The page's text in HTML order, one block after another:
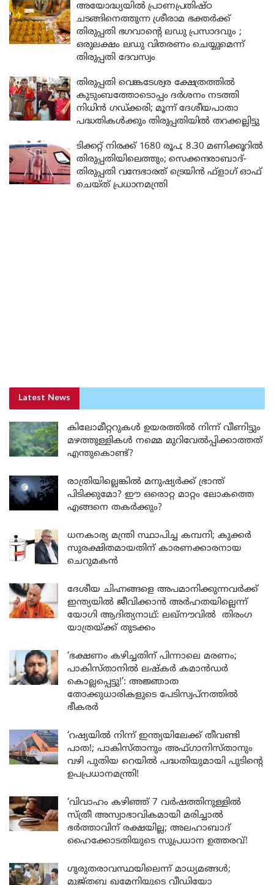
അയോദ്ധ്യയിൽ പ്രാണപ്രതിഷ്ഠ
ചടങ്ങിനെത്തുന്ന ശ്രീരാമ ഭക്തർക്ക്
തിരുപ്പതി ഭഗവാന്റെ ലഡു പ്രസാദവും ;
ഒരുലക്ഷം ലഡു വിതരണം ചെയ്യുമെന്ന്
തിരുപ്പതി ദേവസ്വം
തിരുപ്പതി വെങ്കടേശ്വര ക്ഷേത്രത്തിൽ
കുടുംബത്തോടൊപ്പം ദർശനം നടത്തി
നിധിൻ ഗഡ്ക്കരി; മൂന്ന് ദേശീയപാതാ
പദ്ധതികൾക്കും തിരുപ്പതിയിൽ തറക്കല്ലിട്ടു
ടിക്കറ്റ് നിരക്ക് 1680 രൂപ; 8.30 മണിക്കൂറിൽ
തിരുപ്പതിയിലെത്തും; സെക്കന്ദരാബാദ്-
തിരുപ്പതി വന്ദേഭാരത് ട്രെയിൻ ഫ്‌ളാഗ് ഓഫ്
ചെയ്ത് പ്രധാനമന്ത്രി
Latest News
കിലോമീറ്ററുകൾ ഉയരത്തിൽ നിന്ന് വീണിട്ടും
മഴത്തുള്ളികൾ നമ്മെ മുറിവേൽപ്പിക്കാത്തത്
എന്തുകൊണ്ട്?
രാത്രിയില്ലെങ്കിൽ മനുഷ്യർക്ക് ഭ്രാന്ത്
പിടിക്കുമോ? ഈ ഒരൊറ്റ മാറ്റം ലോകത്തെ
എങ്ങനെ തകർക്കും?
ധനകാര്യ മന്ത്രി സ്ഥാപിച്ച കമ്പനി; കുക്കർ
സുരക്ഷിതമായതിന് കാരണക്കാരനായ
ചെറുമകൻ
ദേശീയ ചിഹ്നങ്ങളെ അപമാനിക്കുന്നവർക്ക്
ഇന്ത്യയിൽ ജീവിക്കാൻ അർഹതയില്ലെന്ന്
യോഗി ആദിത്യനാഥ്: ലഖ്‌നൗവിൽ തിരംഗ
യാത്രയ്ക്ക് തുടക്കം
‘ഭക്ഷണം കഴിച്ചതിന് പിന്നാലെ മരണം;
പാകിസ്താനിൽ ലഷ്കർ കമാൻഡർ
കൊല്ലപ്പെട്ടു!’: അജ്ഞാത
തോക്കുധാരികളുടെ പേടിസ്വപ്നത്തിൽ
ഭീകരർ
‘റഷ്യയിൽ നിന്ന് ഇന്ത്യയിലേക്ക് തീവണ്ടി
പാത!; പാകിസ്താനും അഫ്ഗാനിസ്താനും
വഴി പുതിയ റെയിൽ പദ്ധതിയുമായി പുടിന്റെ
ഉപപ്രധാനമന്ത്രി!
‘വിവാഹം കഴിഞ്ഞ് 7 വർഷത്തിനുള്ളിൽ
സ്ത്രീ അസ്വാഭാവികമായി മരിച്ചാൽ
ഭർത്താവിന് രക്ഷയില്ല; അലഹാബാദ്
ഹൈക്കോടതിയുടെ സുപ്രധാന ഉത്തരവ്!
ഗുരുതരാവസ്ഥയിലെന്ന് മാധ്യമങ്ങൾ;
മുജ്തബ ഖമേനിയുടെ വീഡിയോ